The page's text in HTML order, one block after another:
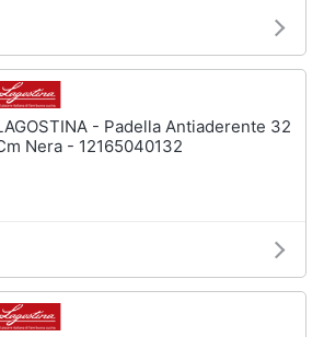
- Padella Antiaderente 32
Nera - 12165040132